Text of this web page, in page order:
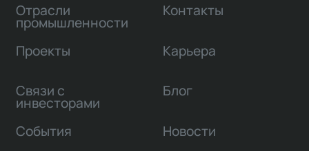
Отрасли
промышленности
Проекты
Связи с
инвесторами
Контакты
Карьера
Блог
События Новости